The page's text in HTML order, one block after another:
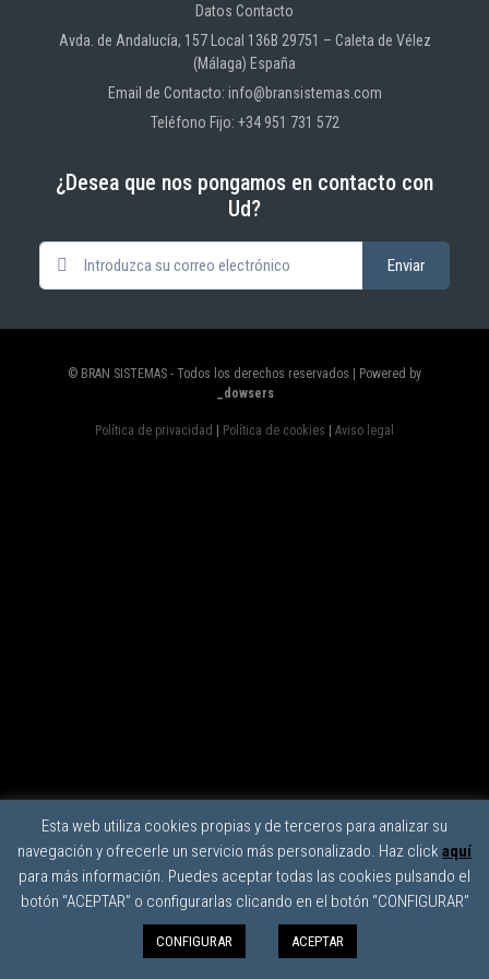
Datos Contacto
Avda. de Andalucía, 157 Local 136B 29751 – Caleta de Vélez
(Málaga) España
Email de Contacto: info@bransistemas.com
Teléfono Fijo: +34 951 731 572
¿Desea que nos pongamos en contacto con
Ud?
© BRAN SISTEMAS - Todos los derechos reservados | Powered by
_dowsers
Política de privacidad Política de cookies Aviso legal
Esta web utiliza cookies propias y de terceros para analizar su
navegación y ofrecerle un servicio más personalizado. Haz click aquí
para más información. Puedes aceptar todas las cookies pulsando el
botón “ACEPTAR” o configurarlas clicando en el botón “CONFIGURAR”
CONFIGURAR ACEPTAR